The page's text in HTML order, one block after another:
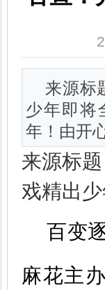
来源标
少年即将
年！由开
来源标
戏精出少
百变
麻花主